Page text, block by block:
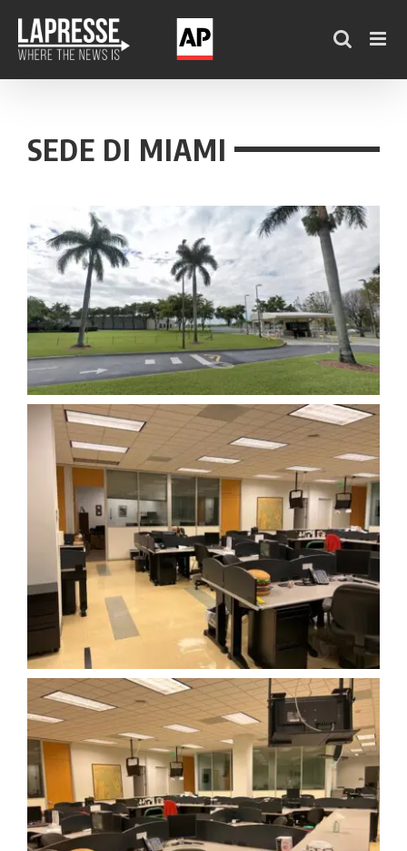
contenuto
SEDE DI MIAMI